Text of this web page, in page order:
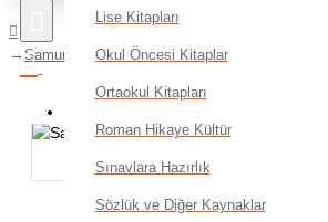
Lise Kitapları
Okul Öncesi Kitaplar
Ortaokul Kitapları
Roman Hikaye Kültür
Sınavlara Hazırlık
Sözlük ve Diğer Kaynaklar
Samur Yağlı Akrilik Boya Fırçası Düz Kesik